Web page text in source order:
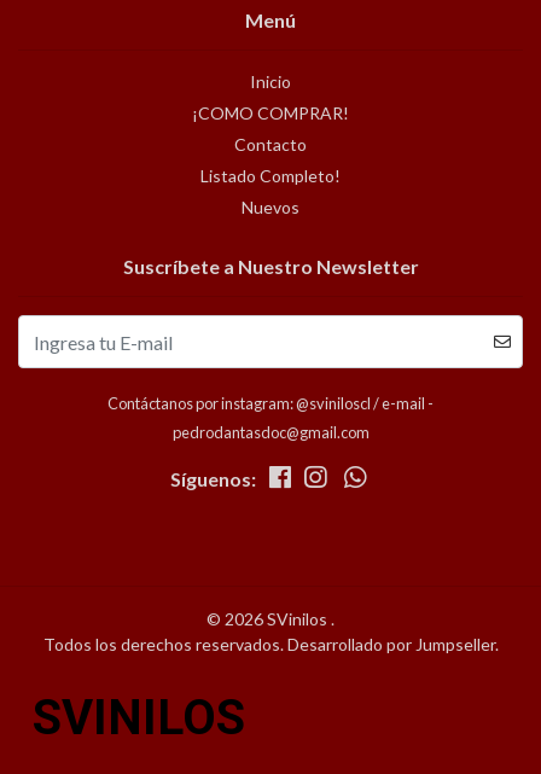
Menú
Inicio
¡COMO COMPRAR!
Contacto
Listado Completo!
Nuevos
Suscríbete a Nuestro Newsletter
Contáctanos por instagram: @sviniloscl / e-mail -
pedrodantasdoc@gmail.com
Síguenos:
© 2026 SVinilos .
Todos los derechos reservados.Desarrollado por Jumpseller.
SVINILOS